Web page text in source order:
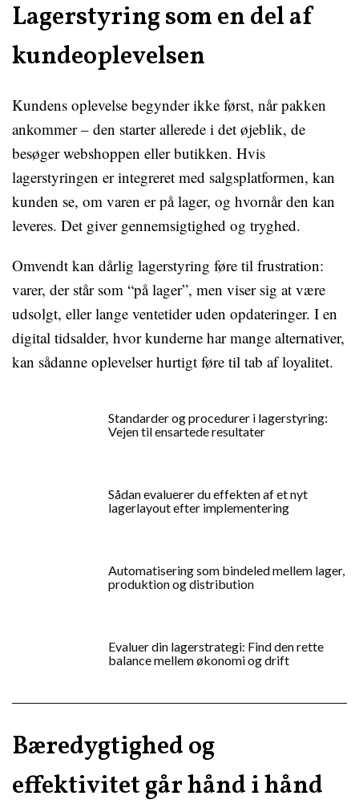
Lagerstyring som en del af
kundeoplevelsen
Kundens oplevelse begynder ikke først, når pakken
ankommer – den starter allerede i det øjeblik, de
besøger webshoppen eller butikken. Hvis
lagerstyringen er integreret med salgsplatformen, kan
kunden se, om varen er på lager, og hvornår den kan
leveres. Det giver gennemsigtighed og tryghed.
Omvendt kan dårlig lagerstyring føre til frustration:
varer, der står som “på lager”, men viser sig at være
udsolgt, eller lange ventetider uden opdateringer. I en
digital tidsalder, hvor kunderne har mange alternativer,
kan sådanne oplevelser hurtigt føre til tab af loyalitet.
Standarder og procedurer i lagerstyring:
Vejen til ensartede resultater
Sådan evaluerer du effekten af et nyt
lagerlayout efter implementering
Automatisering som bindeled mellem lager,
produktion og distribution
Evaluer din lagerstrategi: Find den rette
balance mellem økonomi og drift
Bæredygtighed og
effektivitet går hånd i hånd